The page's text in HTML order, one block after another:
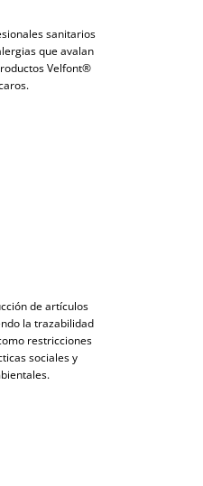
sanitarios
que avalan
Velfont®
de artículos
la trazabilidad
restricciones
sociales y